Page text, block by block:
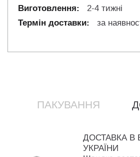
2-4 тижні
за
ПАКУВАННЯ
ДОСТАВКА В
УКРАЇНИ